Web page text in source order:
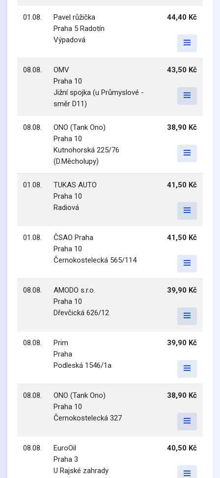
01.08.
Pavel růžička
Praha 5 Radotín
Výpadová
44,40 Kč
08.08.
OMV
Praha 10
Jižní spojka (u Průmyslové -
směr D11)
43,50 Kč
08.08.
ONO (Tank Ono)
Praha 10
Kutnohorská 225/76
(D.Měcholupy)
38,90 Kč
01.08.
TUKAS AUTO
Praha 10
Radiová
41,50 Kč
01.08.
ČSAO Praha
Praha 10
Černokostelecká 565/114
41,50 Kč
08.08.
AMODO s.r.o.
Praha 10
Dřevčická 626/12
39,90 Kč
08.08.
Prim
Praha
Podleská 1546/1a
39,90 Kč
08.08.
ONO (Tank Ono)
Praha 10
Černokostelecká 327
38,90 Kč
08.08.
EuroOil
Praha 3
U Rajské zahrady
40,50 Kč